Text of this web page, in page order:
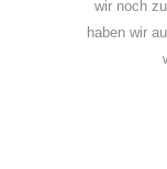
wir noch
haben wir